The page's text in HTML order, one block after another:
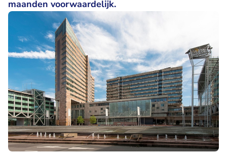
maanden voorwaardelijk.